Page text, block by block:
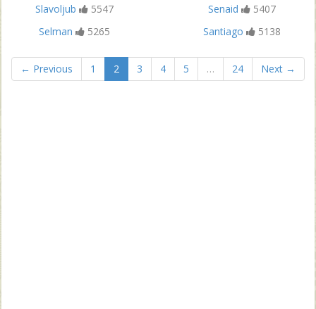
Slavoljub
5547 Senaid
5407
Selman
5265 Santiago 5138
← Previous 1 2 3 4 5 … 24 Next →